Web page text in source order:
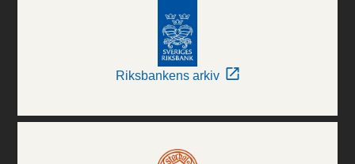
Riksbankens arkiv